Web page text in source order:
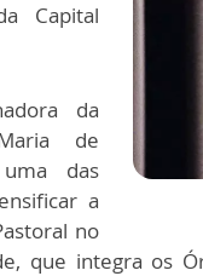
Capital
da
de
das
a
no
que integra os